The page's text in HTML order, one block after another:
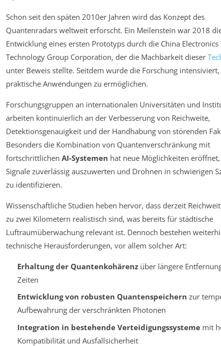
Schon seit den späten 2010er Jahren wird das Konzept des
Quantenradars weltweit erforscht. Ein Meilenstein war 2018
Entwicklung eines ersten Prototyps durch die China Electronics
Technology Group Corporation, der die Machbarkeit dieser
unter Beweis stellte. Seitdem wurde die Forschung
praktische Anwendungen zu ermöglichen.
Forschungsgruppen an internationalen Universitäten und
arbeiten kontinuierlich an der Verbesserung von Reichweite,
Detektionsgenauigkeit und der Handhabung von störenden
Besonders die Kombination von Quantenverschränkung mit
fortschrittlichen AI-Systemen hat neue Möglichkeiten
Signale zuverlässig auszuwerten und Drohnen in schwierigen
zu identifizieren.
Wissenschaftliche Studien heben hervor, dass derzeit
zu zwei Kilometern realistisch sind, was bereits für städtische
Luftraumüberwachung relevant ist. Dennoch bestehen
technische Herausforderungen, vor allem solcher Art:
Erhaltung der Quantenkohärenzüber längere
Zeiten
Entwicklung von robusten Quantenspeichern zur
Aufbewahrung der verschränkten Photonen
Integration in bestehende Verteidigungssystememit
Kompatibilität und Ausfallsicherheit